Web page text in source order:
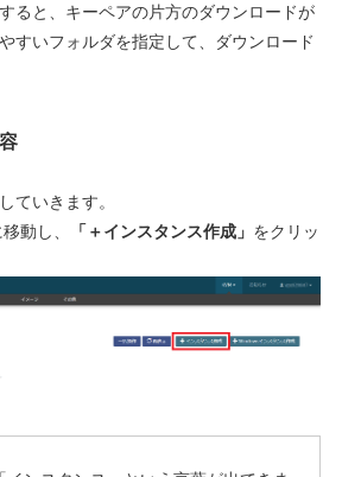
ると、キーペアの片方のダウンロードが
すいフォルダを指定して、ダウンロード
ていきます。
動し、
「＋インスタンス作成」 をクリッ